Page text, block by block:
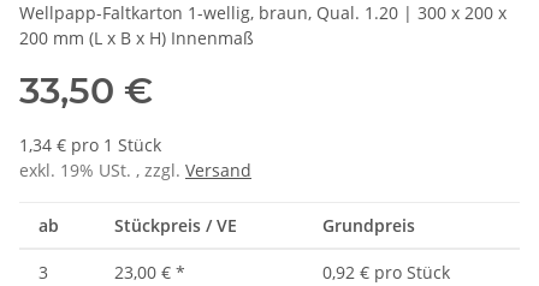
Wellpapp-Faltkarton 1-wellig, braun, Qual. 1.20 | 300 x 200 x
200 mm (L x B x H) Innenmaß
33,50 €
1,34 € pro 1 Stück
exkl. 19% USt. , zzgl. Versand
ab Stückpreis / VE Grundpreis
3 23,00 € *
0,92 € pro Stück